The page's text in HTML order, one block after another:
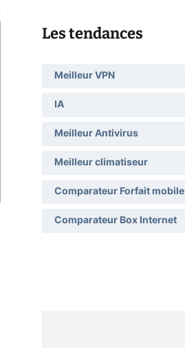
Les tendances
Meilleur VPN
IA
Meilleur Antivirus
Meilleur climatiseur
Comparateur Forfait mobile
Comparateur Box Internet